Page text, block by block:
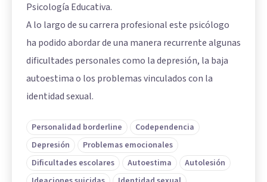
Psicología Educativa.
A lo largo de su carrera profesional este psicólogo
ha podido abordar de una manera recurrente algunas
dificultades personales como la depresión, la baja
autoestima o los problemas vinculados con la
identidad sexual.
Personalidad borderline
Codependencia
Depresión
Problemas emocionales
Dificultades escolares
Autoestima
Autolesión